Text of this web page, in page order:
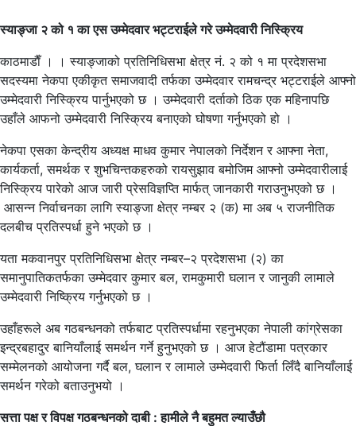
स्याङ्जा २ को १ का एस उम्मेदवार भट्टराईले गरे उम्मेदवारी निस्क्रिय
काठमाडाैँ । । स्याङ्जाको प्रतिनिधिसभा क्षेत्र नं. २ को १ मा प्रदेशसभा
सदस्यमा नेकपा एकीकृत समाजवादी तर्फका उम्मेदवार रामचन्द्र भट्टराईले आफ्नो
उम्मेदवारी निस्क्रिय पार्नुभएको छ । उम्मेदवारी दर्ताको ठिक एक महिनापछि
उहाँले आफनो उम्मेदवारी निस्क्रिय बनाएको घोषणा गर्नुभएको हो ।
नेकपा एसका केन्द्रीय अध्यक्ष माधव कुमार नेपालको निर्देशन र आफ्ना नेता,
कार्यकर्ता, समर्थक र शुभचिन्तकहरुको रायसुझाव बमोजिम आफ्नो उम्मेदवारीलाई
निस्क्रिय पारेको आज जारी प्रेसविज्ञप्ति मार्फत् जानकारी गराउनुभएको छ ।
आसन्न निर्वाचनका लागि स्याङ्जा क्षेत्र नम्बर २ (क) मा अब ५ राजनीतिक
दलबीच प्रतिस्पर्धा हुने भएको छ ।
यता मकवानपुर प्रतिनिधिसभा क्षेत्र नम्बर–२ प्रदेशसभा (२) का
समानुपातिकतर्फका उम्मेदवार कुमार बल, रामकुमारी घलान र जानुकी लामाले
उम्मेदवारी निष्क्रिय गर्नुभएको छ ।
उहाँहरूले अब गठबन्धनको तर्फबाट प्रतिस्पर्धामा रहनुभएका नेपाली कांग्रेसका
इन्द्रबहादुर बानियाँलाई समर्थन गर्ने हुनुभएको छ । आज हेटौंडामा पत्रकार
सम्मेलनको आयोजना गर्दै बल, घलान र लामाले उम्मेदवारी फिर्ता लिँदै बानियाँलाई
समर्थन गरेको बताउनुभयो ।
सत्ता पक्ष र विपक्ष गठबन्धनको दाबी : हामीले नै बहुमत ल्याउँछौ